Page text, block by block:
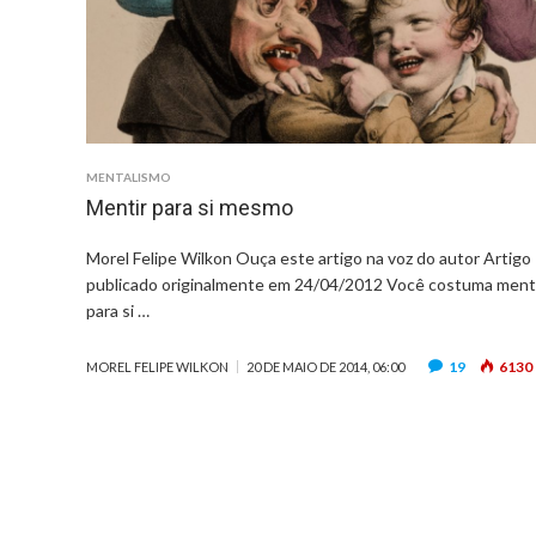
MENTALISMO
Mentir para si mesmo
Morel Felipe Wilkon Ouça este artigo na voz do autor Artigo
publicado originalmente em 24/04/2012 Você costuma
para si …
MOREL FELIPE WILKON 20 DE MAIO DE 2014, 06:00 19 6130